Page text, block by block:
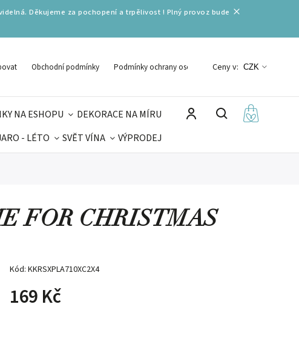
Děkujeme za pochopení a trpělivost ! Plný provoz bude
Obchodní podmínky Podmínky ochrany osobních údajů
Ceny v: CZK
NA ESHOPU
DEKORACE NA MÍRU
- LÉTO SVĚT VÍNA
VÝPRODEJ
FOR CHRISTMAS
Kód: KKRSXPLA710XC2X4
169 Kč